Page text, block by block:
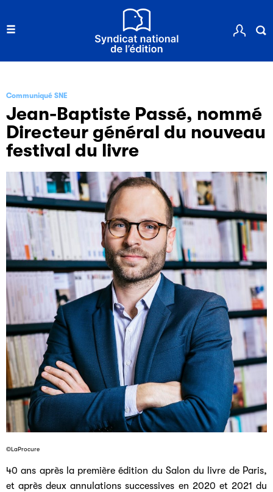
Communiqué SNE
Jean-Baptiste Passé, nommé
Directeur général du nouveau
festival du livre
©LaProcure
40 ans après la première édition du Salon du livre de Paris,
et après deux annulations successives en 2020 et 2021 du